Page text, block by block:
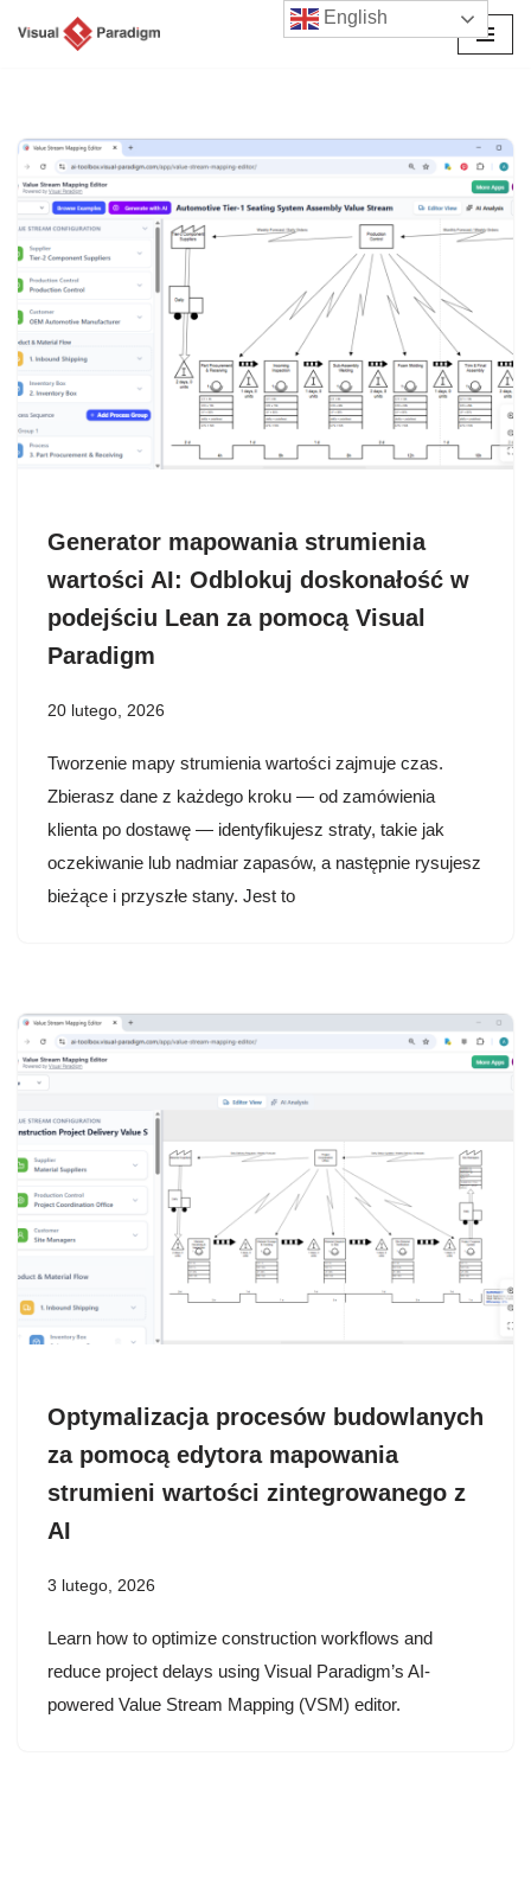
Generator mapowania strumienia
wartości AI: Odblokuj doskonałość w
podejściu Lean za pomocą Visual
Paradigm
20 lutego, 2026
Tworzenie mapy strumienia wartości zajmuje czas.
Zbierasz dane z każdego kroku — od zamówienia
klienta po dostawę — identyfikujesz straty, takie jak
oczekiwanie lub nadmiar zapasów, a następnie rysujesz
bieżące i przyszłe stany. Jest to
Optymalizacja procesów budowlanych
za pomocą edytora mapowania
strumieni wartości zintegrowanego z
AI
3 lutego, 2026
Learn how to optimize construction workflows and
reduce project delays using Visual Paradigm’s AI-
powered Value Stream Mapping (VSM) editor.
English